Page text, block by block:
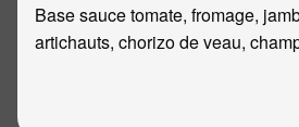
Base sauce tomate, fromage,
artichauts, chorizo de veau,